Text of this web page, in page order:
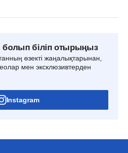
болып біліп отырыңыз
өзекті жаңалықтарынан,
мен эксклюзивтерден
Instagram